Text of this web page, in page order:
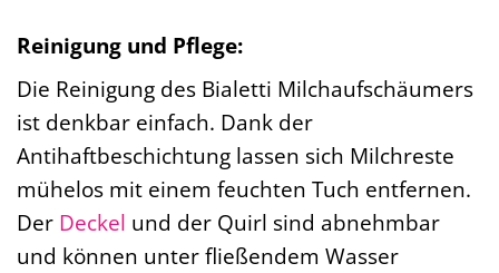
Reinigung und Pflege:
Die Reinigung des Bialetti Milchaufschäumers
ist denkbar einfach. Dank der
Antihaftbeschichtung lassen sich Milchreste
mühelos mit einem feuchten Tuch entfernen.
Der Deckel und der Quirl sind abnehmbar
und können unter fließendem Wasser